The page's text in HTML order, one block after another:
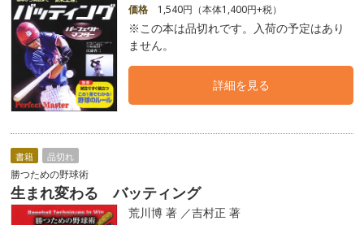
価格
1,540円（本体1,400円+税）
※この本は品切れです。入荷の予定はあり
ません。
詳細を見る
書籍 品切れ
勝つための野球術
生まれ変わる バッティング
荒川博 著 ／吉村正 著